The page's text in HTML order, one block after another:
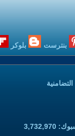
بنترست بلوكر